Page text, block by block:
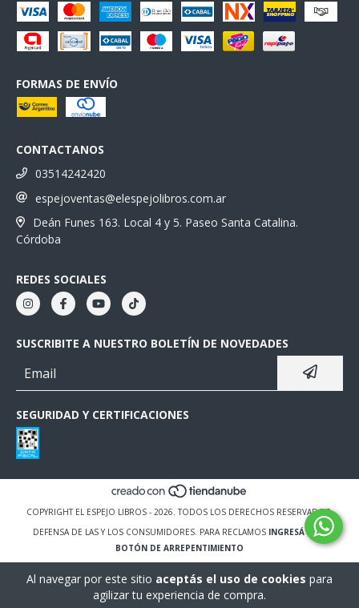
Al navegar por este sitio aceptás el uso de cookies para
agilizar tu experiencia de compra.
FORMAS DE ENVÍO
CONTACTANOS
03514242420
espejoventas@elespejolibros.com.ar
Deán Funes 163. Local 4 y 5. Paseo Santa Catalina.
Córdoba
REDES SOCIALES
SUSCRIBITE A NUESTRO BOLETÍN DE NOVEDADES
SEGURIDAD Y CERTIFICACIONES
COPYRIGHT EL ESPEJO LIBROS - 2026. TODOS LOS DERECHOS RESERVADOS.
DEFENSA DE LAS Y LOS CONSUMIDORES. PARA RECLAMOS INGRESÁ ACÁ.
BOTÓN DE ARREPENTIMIENTO